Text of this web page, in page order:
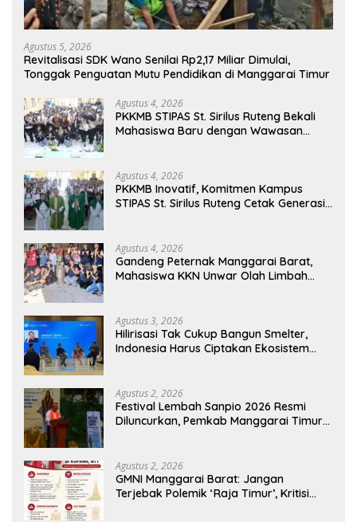
Agustus 5, 2026
Revitalisasi SDK Wano Senilai Rp2,17 Miliar Dimulai,
Tonggak Penguatan Mutu Pendidikan di Manggarai Timur
Agustus 4, 2026
PKKMB STIPAS St. Sirilus Ruteng Bekali
Mahasiswa Baru dengan Wawasan
Agustus 4, 2026
PKKMB Inovatif, Komitmen Kampus
STIPAS St. Sirilus Ruteng Cetak Generasi
Agustus 4, 2026
Gandeng Peternak Manggarai Barat,
Mahasiswa KKN Unwar Olah Limbah
Agustus 3, 2026
Hilirisasi Tak Cukup Bangun Smelter,
Indonesia Harus Ciptakan Ekosistem
Agustus 2, 2026
Festival Lembah Sanpio 2026 Resmi
Diluncurkan, Pemkab Manggarai Timur
Agustus 2, 2026
GMNI Manggarai Barat: Jangan
Terjebak Polemik ‘Raja Timur’, Kritisi